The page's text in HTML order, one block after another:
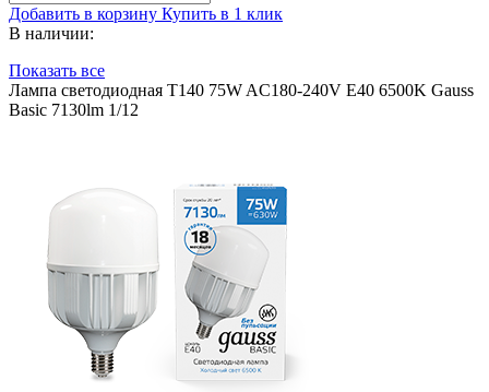
Добавить в корзину Купить в 1 клик
В наличии:
Показать все
Лампа светодиодная T140 75W AC180-240V E40 6500K Gauss
Basic 7130lm 1/12